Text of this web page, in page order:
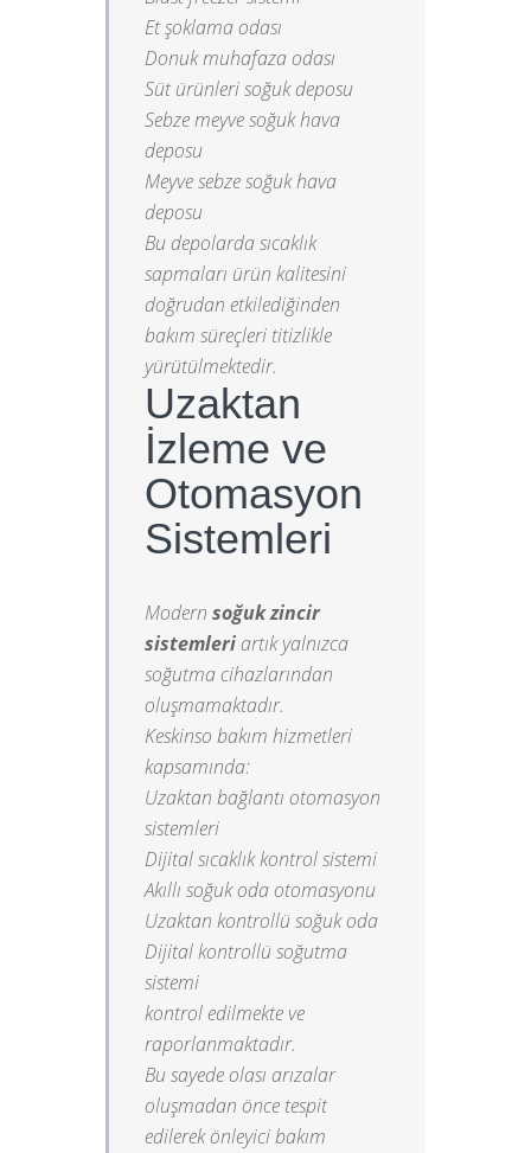
Et şoklama odası
Donuk muhafaza odası
Süt ürünleri soğuk deposu
Sebze meyve soğuk hava
deposu
Meyve sebze soğuk hava
deposu
Bu depolarda sıcaklık
sapmaları ürün kalitesini
doğrudan etkilediğinden
bakım süreçleri titizlikle
yürütülmektedir.
Uzaktan
İzleme ve
Otomasyon
Sistemleri
Modern soğuk zincir
sistemleri artık yalnızca
soğutma cihazlarından
oluşmamaktadır.
Keskinso bakım hizmetleri
kapsamında:
Uzaktan bağlantı otomasyon
sistemleri
Dijital sıcaklık kontrol sistemi
Akıllı soğuk oda otomasyonu
Uzaktan kontrollü soğuk oda
Dijital kontrollü soğutma
sistemi
kontrol edilmekte ve
raporlanmaktadır.
Bu sayede olası arızalar
oluşmadan önce tespit
edilerek önleyici bakım